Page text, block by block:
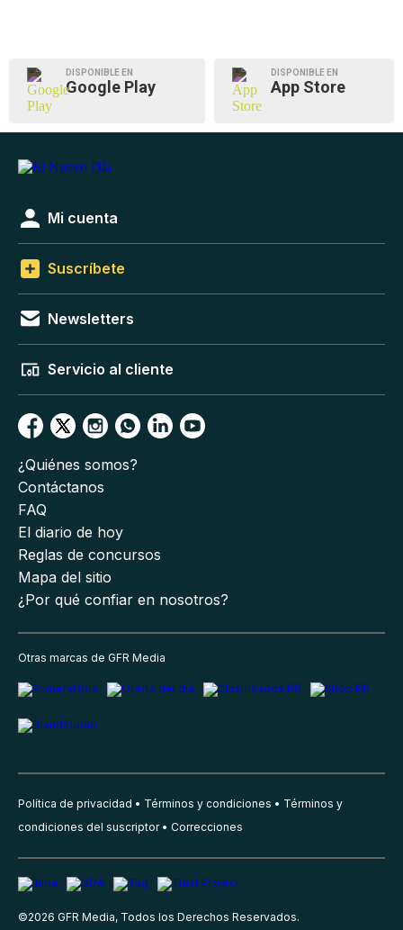
DISPONIBLE EN
Google Play
DISPONIBLE EN
App Store
Mi cuenta
Suscríbete
Newsletters
Servicio al cliente
¿Quiénes somos?
Contáctanos
FAQ
El diario de hoy
Reglas de concursos
Mapa del sitio
¿Por qué confiar en nosotros?
Otras marcas de GFR Media
Política de privacidad Términos y condiciones
Términos y
condiciones del suscriptor
Correcciones
©2026 GFR Media, Todos los Derechos Reservados.